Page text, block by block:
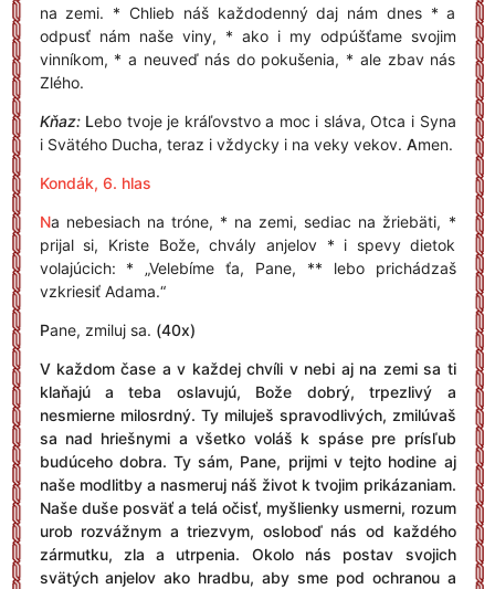
na zemi. * Chlieb náš každodenný daj nám dnes * a
odpusť nám naše viny, * ako i my odpúšťame svojim
vinníkom, * a neuveď nás do pokušenia, * ale zbav nás
Zlého.
Kňaz:Lebo tvoje je kráľovstvo a moc i sláva, Otca i Syna
i Svätého Ducha, teraz i vždycky i na veky vekov. Amen.
Kondák, 6. hlas
Na nebesiach na tróne, * na zemi, sediac na žriebäti, *
prijal si, Kriste Bože, chvály anjelov * i spevy dietok
volajúcich: * „Velebíme ťa, Pane, ** lebo prichádzaš
vzkriesiť Adama.“
Pane, zmiluj sa. (40x)
V každom čase a v každej chvíli v nebi aj na zemi sa ti
klaňajú a teba oslavujú, Bože dobrý, trpezlivý a
nesmierne milosrdný. Ty miluješ spravodlivých, zmilúvaš
sa nad hriešnymi a všetko voláš k spáse pre prísľub
budúceho dobra. Ty sám, Pane, prijmi v tejto hodine aj
naše modlitby a nasmeruj náš život k tvojim prikázaniam.
Naše duše posväť a telá očisť, myšlienky usmerni, rozum
urob rozvážnym a triezvym, osloboď nás od každého
zármutku, zla a utrpenia. Okolo nás postav svojich
svätých anjelov ako hradbu, aby sme pod ochranou a